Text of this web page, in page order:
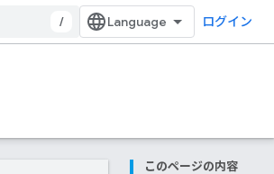
/ ログイン
このページの内容